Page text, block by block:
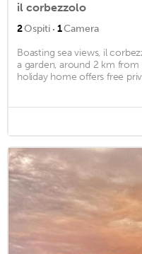
il corbezzolo
2Ospiti · 1Camera
Boasting sea views, il
a garden, around 2 km from
holiday home offers free